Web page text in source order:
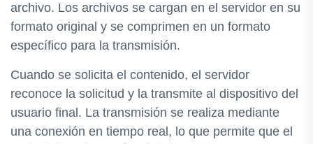
archivo. Los archivos se cargan en el servidor en su
formato original y se comprimen en un formato
específico para la transmisión.
Cuando se solicita el contenido, el servidor
reconoce la solicitud y la transmite al dispositivo del
usuario final. La transmisión se realiza mediante
una conexión en tiempo real, lo que permite que el